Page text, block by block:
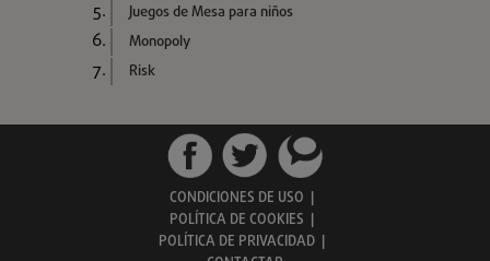
Juegos de Mesa para niños
Monopoly
Risk
CONDICIONES DE USO |
POLÍTICA DE COOKIES |
POLÍTICA DE PRIVACIDAD |